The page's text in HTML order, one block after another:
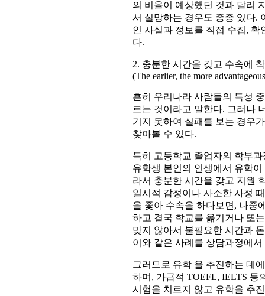
의 비율이 예상했던 것과 달리
서 실망하는 경우도 종종 있다.
인 사실과 정보를 직접 수집,
다.
2. 충분한 시간을 갖고 수속에
(The earlier, the more
흔히 우리나라 사람들의 특성
르는 것이라고 말한다. 그러나
기지 못하여 실패를 보는 경우
찾아볼 수 있다.
특히 고등학교 졸업자의 학부
유학생 본인의 인생에서 유학
라서 충분한 시간을 갖고 지원
일시적 감정이나 사소한 사정
을 좇아 수속을 하다보면, 나중
하고 결국 학교를 옮기거나 또
맞지 않아서 불필요한 시간과
이와 같은 사례를 상담과정에
그러므로 유학 을 추진하는 데
하며, 가급적 TOEFL, IELTS 등
시험을 치르지 않고 유학을 추